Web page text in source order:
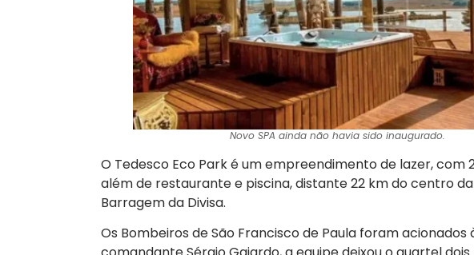
Novo SPA ainda não havia sido inaugurado.
O Tedesco Eco Park é um empreendimento de lazer, com
além de restaurante e piscina, distante 22 km do centro
Barragem da Divisa.
Os Bombeiros de São Francisco de Paula foram acionados